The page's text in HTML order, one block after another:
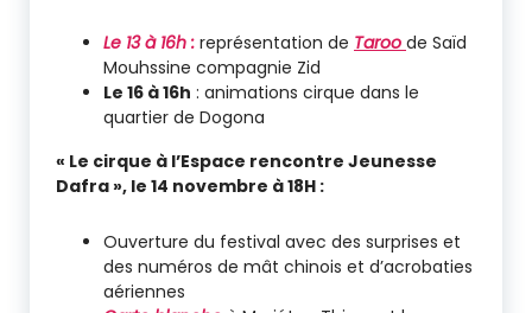
Le 13 à 16h : représentation de Taroo de Saïd
Mouhssine compagnie Zid
Le 16 à 16h : animations cirque dans le
quartier de Dogona
« Le cirque à l’Espace rencontre Jeunesse
Dafra », le 14 novembre à 18H :
Ouverture du festival avec des surprises et
des numéros de mât chinois et d’acrobaties
aériennes